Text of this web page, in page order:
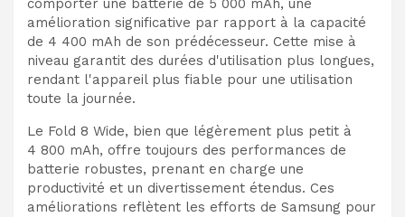
comporter une batterie de 5 000 mAh, une
amélioration significative par rapport à la capacité
de 4 400 mAh de son prédécesseur. Cette mise à
niveau garantit des durées d'utilisation plus longues,
rendant l'appareil plus fiable pour une utilisation
toute la journée.
Le Fold 8 Wide, bien que légèrement plus petit à
4 800 mAh, offre toujours des performances de
batterie robustes, prenant en charge une
productivité et un divertissement étendus. Ces
améliorations reflètent les efforts de Samsung pour